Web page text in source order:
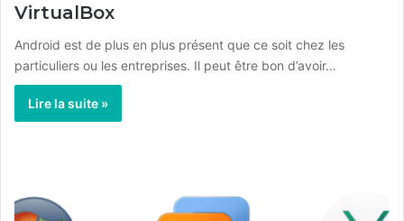
VirtualBox
Android est de plus en plus présent que ce soit chez les
particuliers ou les entreprises. Il peut être bon d’avoir…
Lire la suite »